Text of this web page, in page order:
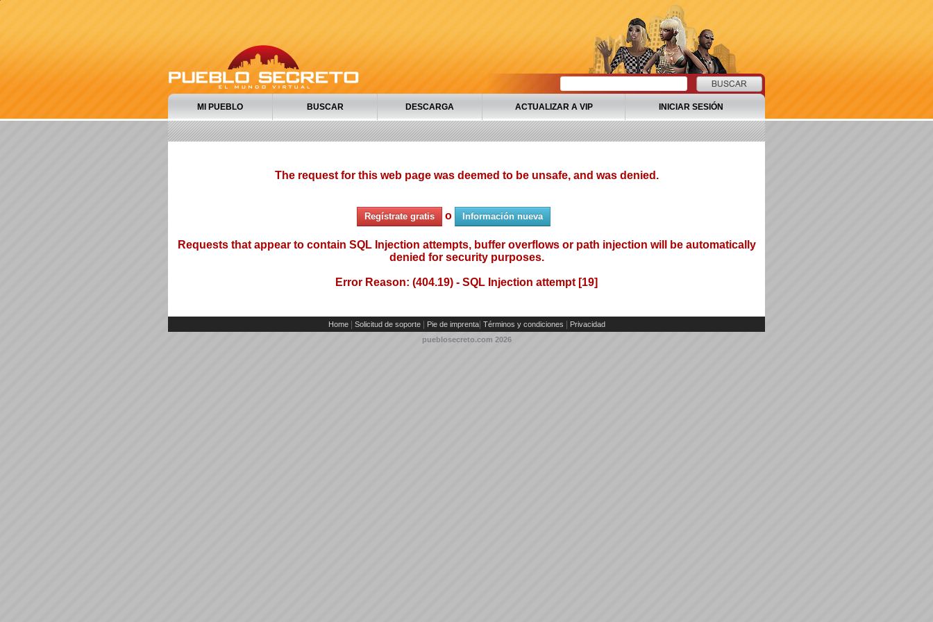
MI PUEBLO BUSCAR DESCARGA ACTUALIZAR A VIP INICIAR SESIÓN
The request for this web page was deemed to be unsafe, and was denied.
Regístrate gratis o Información nueva
Requests that appear to contain SQL Injection attempts, buffer overflows or path injection will be automatically
denied for security purposes.
Error Reason: (404.19) - SQL Injection attempt [19]
Home Solicitud de soporte Pie de imprenta| Términos y condiciones
Privacidad
pueblosecreto.com 2026